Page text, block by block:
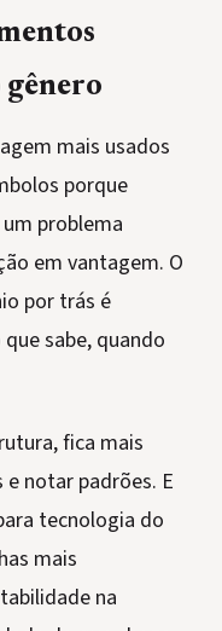
mais usados
porque
problema
em vantagem. O
por trás é
sabe, quando
fica mais
notar padrões. E
tecnologia do
mais
na